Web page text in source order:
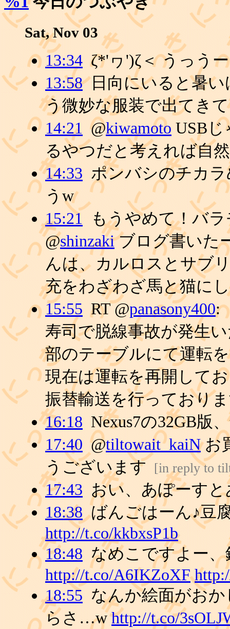
Sat, Nov 03
13:34 ζ*'ヮ')ζ＜ うっう
13:58
日向にいると暑
う微妙な服装で出てき
14:21 @kiwamoto USB
るやつだと考えれば自
14:33 ポンバシのチカ
うw
15:21
もうやめて！バ
@shinzakiブログ書いた
んは、カルロスとサブ
充をわざわざ馬と猫に
15:55 RT @panasony400:
寿司で脱線事故が発生
部のテーブルにて運転
現在は運転を再開して
振替輸送を行っており
16:18 Nexus7の32GB版
17:40 @tiltowait_kaiNお
うございます
[in reply to
17:43 おい、あぽーす
18:38 ばんごはーん♪豆
http://t.co/kkbxsP1b
18:48 なめこですよー
http://t.co/A6IKZoXF
18:55 なんか絵面がお
らさ…whttp://t.co/